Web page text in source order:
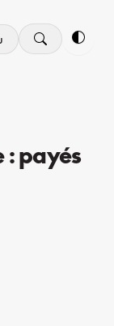
: payés